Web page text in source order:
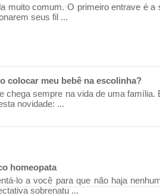
muito comum. O primeiro entrave é a
seus fil ...
colocar meu bebê na escolinha?
chega sempre na vida de uma família.
novidade: ...
homeopata
lo a você para que não haja
sobrenatu ...